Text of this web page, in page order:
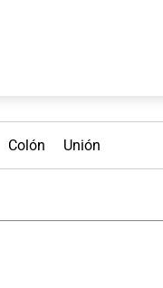
Colón Unión